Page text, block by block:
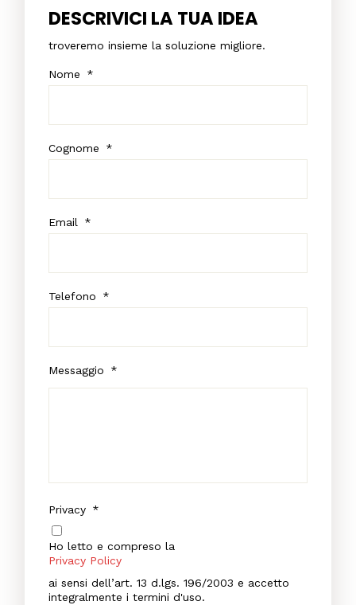
DESCRIVICI LA TUA IDEA
troveremo insieme la soluzione migliore.
Nome *
Cognome *
Email *
Telefono *
Messaggio *
Privacy *
Ho letto e compreso la
Privacy Policy
ai sensi dell’art. 13 d.lgs. 196/2003 e accetto
integralmente i termini d'uso.